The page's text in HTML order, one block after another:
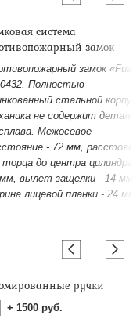
система
замок
замок
Полностью
стальной корпус.
не содержит деталей
Межосевое
- 72 мм,
до центра цилиндра -
вылет защелки - 14 мм,
лицевой планки - 24 мм.
ручки
+ 1500 руб.